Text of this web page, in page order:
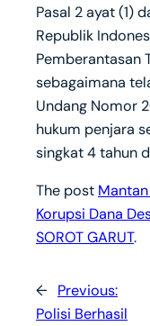
Pasal 2 ayat (1)
Republik
Pemberantasan
sebagaimana
Undang Nomor
hukum penjara
singkat 4 tahun
The post
Korupsi Dana
SOROT GARUT.
←
Previous:
Polisi Berhasil